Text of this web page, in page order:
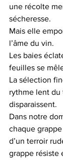
une récolte
sécheresse.
Mais elle
l’âme du vin.
Les baies
feuilles se
La sélection
rythme lent du
disparaissent.
Dans notre
chaque
d’un terroir
grappe résiste